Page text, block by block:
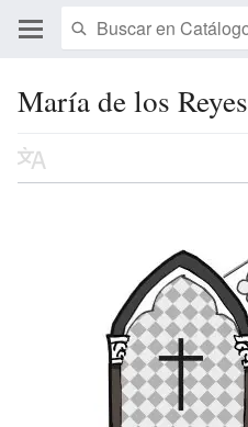
María de los Reyes